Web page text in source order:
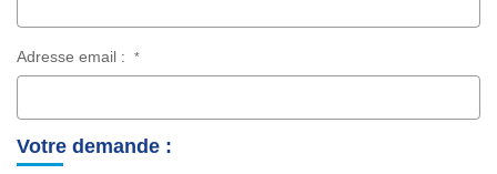
Adresse email : *
Votre demande :